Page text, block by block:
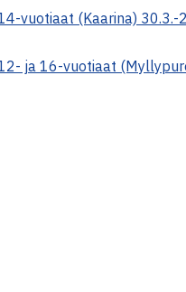
vuotiaat (Kaarina) 30.3.-
ja 16-vuotiaat